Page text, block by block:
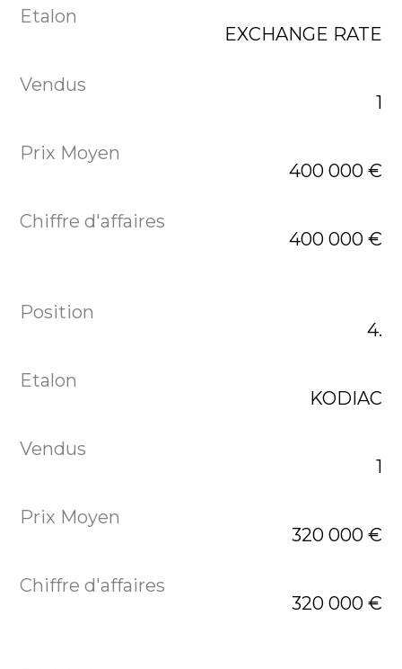
EXCHANGE RATE
1
400 000 €
400 000 €
4.
KODIAC
1
320 000 €
320 000 €